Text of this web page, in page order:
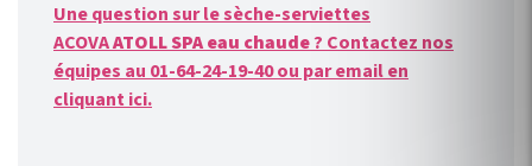
Une question sur le sèche-serviettes
ACOVAATOLL SPA eau chaude? Contactez nos
équipes au 01-64-24-19-40 ou par email en
cliquant ici.